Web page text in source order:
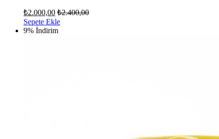
₺2.000,00 ₺2.400,00
Sepete Ekle
9% İndirim